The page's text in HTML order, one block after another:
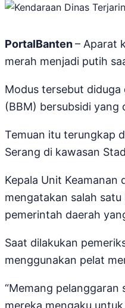
PortalBanten– Aparat
merah menjadi putih
Modus tersebut
(BBM) bersubsidi
Temuan itu terungkap
Serang di kawasan
Kepala Unit Keamanan
mengatakan salah
pemerintah daerah
Saat dilakukan
menggunakan pelat
“Memang
mereka mengaku